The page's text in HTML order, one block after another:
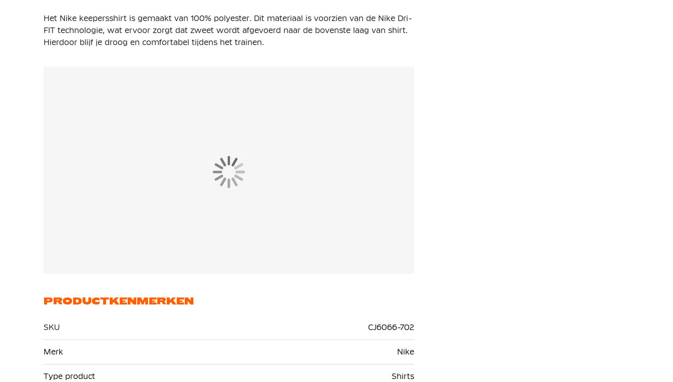
Het Nike keepersshirt is gemaakt van 100% polyester. Dit materiaal is voorzien van de Nike Dri-
FIT technologie, wat ervoor zorgt dat zweet wordt afgevoerd naar de bovenste laag van shirt.
Hierdoor blijf je droog en comfortabel tijdens het trainen.
PRODUCTKENMERKEN
SKU
CJ6066-702
informatie
Merk Nike
Type product Shirts